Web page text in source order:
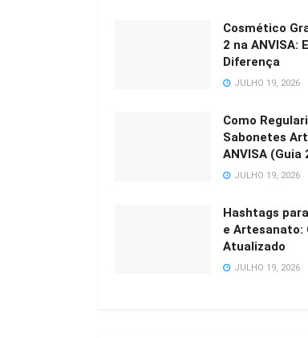
Cosmético
2 na ANVISA:
Diferença
JULHO 19, 2026
Como
Sabonetes
ANVISA (Guia
JULHO 19, 2026
Hashtags
e Artesanato:
Atualizado
JULHO 19, 2026